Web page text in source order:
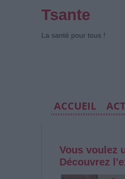
Tsante
La santé pour tous !
ACCUEIL
Vous voulez
Découvrez